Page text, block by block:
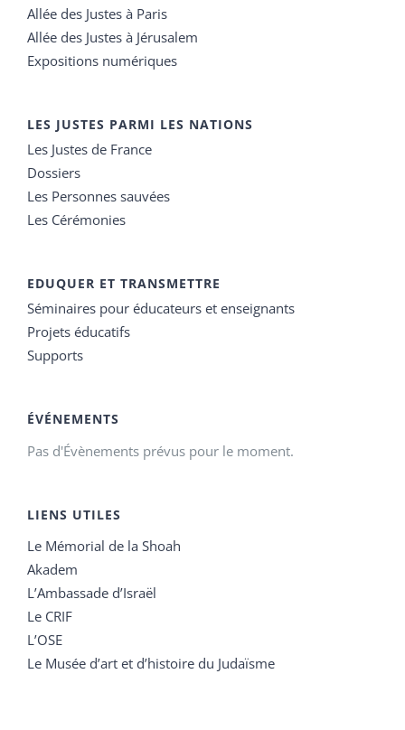
Allée des Justes à Paris
Allée des Justes à Jérusalem
Expositions numériques
LES JUSTES PARMI LES NATIONS
Les Justes de France
Dossiers
Les Personnes sauvées
Les Cérémonies
EDUQUER ET TRANSMETTRE
Séminaires pour éducateurs et enseignants
Projets éducatifs
Supports
ÉVÉNEMENTS
Pas d'Évènements prévus pour le moment.
LIENS UTILES
Le Mémorial de la Shoah
Akadem
L’Ambassade d’Israël
Le CRIF
L’OSE
Le Musée d’art et d’histoire du Judaïsme